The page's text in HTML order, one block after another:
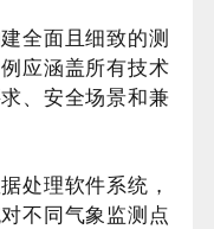
全面且细致的测
应涵盖所有技术
、安全场景和兼
处理软件系统，
不同气象监测点